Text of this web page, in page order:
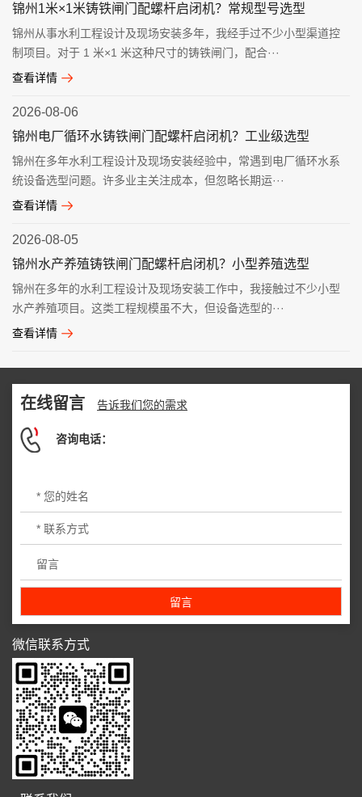
锦州1米×1米铸铁闸门配螺杆启闭机？常规型号选型
锦州从事水利工程设计及现场安装多年，我经手过不少小型渠道控
制项目。对于 1 米×1 米这种尺寸的铸铁闸门，配合···
查看详情
2026-08-06
锦州电厂循环水铸铁闸门配螺杆启闭机？工业级选型
锦州在多年水利工程设计及现场安装经验中，常遇到电厂循环水系
统设备选型问题。许多业主关注成本，但忽略长期运···
查看详情
2026-08-05
锦州水产养殖铸铁闸门配螺杆启闭机？小型养殖选型
锦州在多年的水利工程设计及现场安装工作中，我接触过不少小型
水产养殖项目。这类工程规模虽不大，但设备选型的···
查看详情
在线留言 告诉我们您的需求
咨询电话：
微信联系方式